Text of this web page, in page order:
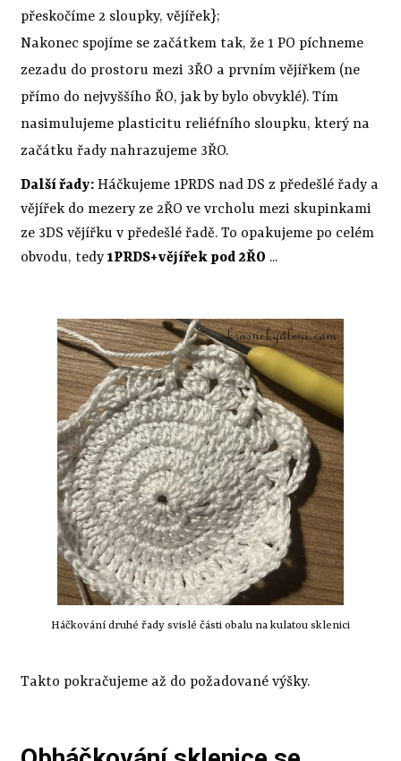
přeskočíme 2 sloupky, vějířek};
Nakonec spojíme se začátkem tak, že 1 PO píchneme
zezadu do prostoru mezi 3ŘO a prvním vějířkem (ne
přímo do nejvyššího ŘO, jak by bylo obvyklé). Tím
nasimulujeme plasticitu reliéfního sloupku, který na
začátku řady nahrazujeme 3ŘO.
Další řady: Háčkujeme 1PRDS nad DS z předešlé řady a
vějířek do mezery ze 2ŘO ve vrcholu mezi skupinkami
ze 3DS vějířku v předešlé řadě. To opakujeme po celém
obvodu, tedy 1PRDS+vějířek pod 2ŘO ...
Háčkování druhé řady svislé části obalu na kulatou sklenici
Takto pokračujeme až do požadované výšky.